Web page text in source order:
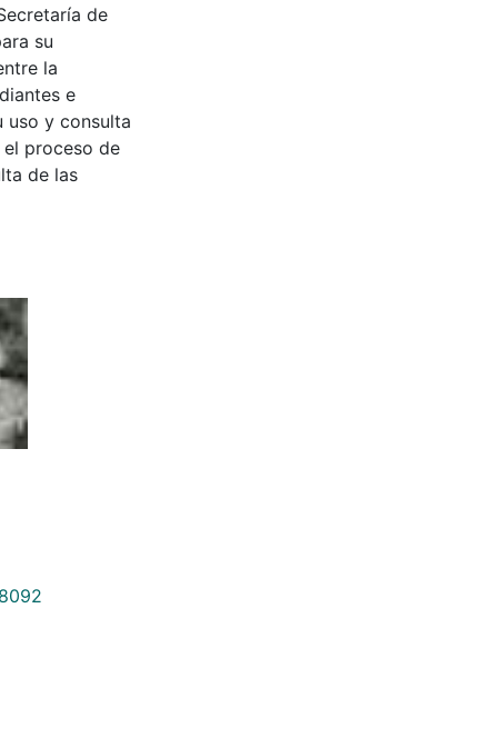
de
su
la
e
uso y consulta
el proceso de
de las